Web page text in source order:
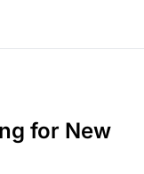
for New